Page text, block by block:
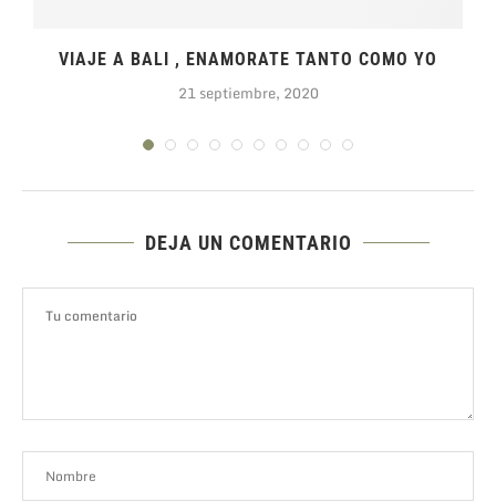
VIAJE A BALI , ENAMORATE TANTO COMO YO
21 septiembre, 2020
DEJA UN COMENTARIO